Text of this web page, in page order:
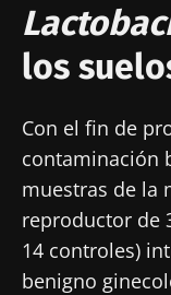
los
Con el fin de
contaminación
muestras de la
reproductor de
14 controles)
benigno